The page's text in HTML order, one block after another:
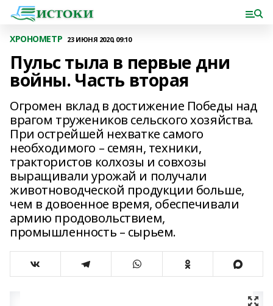
ХРОНОМЕТР 23 ИЮНЯ 2020, 09:10
Пульс тыла в первые дни
войны. Часть вторая
Огромен вклад в достижение Победы над
врагом тружеников сельского хозяйства.
При острейшей нехватке самого
необходимого – семян, техники,
трактористов колхозы и совхозы
выращивали урожай и получали
животноводческой продукции больше,
чем в довоенное время, обеспечивали
армию продовольствием,
промышленность – сырьем.